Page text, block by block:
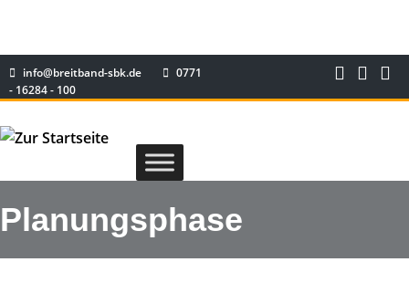
info@breitband-sbk.de
0771
- 16284 - 100
Planungsphase